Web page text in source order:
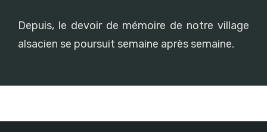
Depuis, le devoir de mémoire de notre village
alsacien se poursuit semaine après semaine.